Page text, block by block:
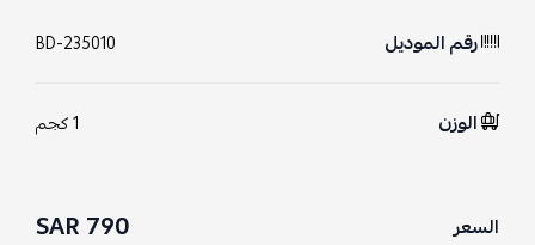
رقم الموديل BD-235010
الوزن 1 كجم
السعر 790 SAR